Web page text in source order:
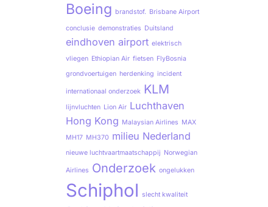
Boeing brandstof. Brisbane Airport
conclusie demonstraties Duitsland
eindhoven airport elektrisch
vliegen Ethiopian Air fietsen FlyBosnia
grondvoertuigen herdenking incident
internationaal onderzoek KLM
lijnvluchten Lion Air Luchthaven
Hong Kong Malaysian Airlines MAX
MH17 MH370 milieu Nederland
nieuwe luchtvaartmaatschappij Norwegian
Airlines Onderzoek ongelukken
Schiphol slecht kwaliteit